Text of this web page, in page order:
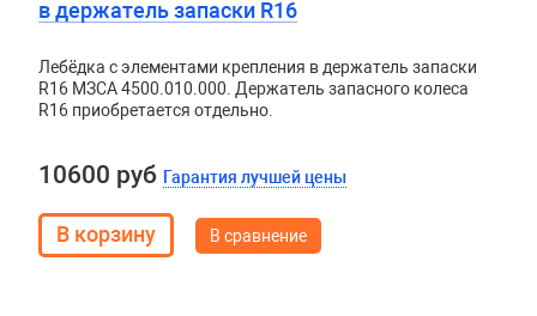
в держатель запаски R16
Лебёдка с элементами крепления в держатель запаски
R16 МЗСА 4500.010.000. Держатель запасного колеса
R16 приобретается отдельно.
10600 руб Гарантия лучшей цены
В сравнение